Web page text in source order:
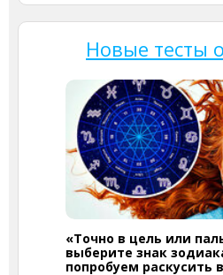
Новые тесты
«Точно в цель или
выберите знак
попробуем раскусить